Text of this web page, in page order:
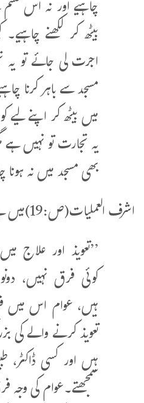
چاہیے اور نہ اس
بیٹھ کر لکھنے
اجرت لی جائے تو
مسجد سے باہر کرنا
میں بیٹھ کر اپنے
یہ تجارت تو نہیں ہے
بھی مسجد میں نہ ہونا
اشرف العملیات(ص:19)میں ہے:
’’تعویذ اور علاج
کوئی فرق نہیں،
ہیں، عوام اس میں
تعویذ کرنے والے کی
ہیں اور کسی
سمجھتے۔عوام کی